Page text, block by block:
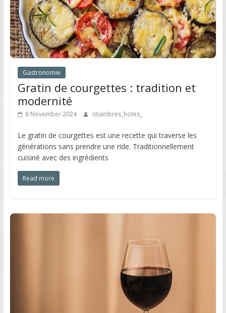
Gastronomie
Gratin de courgettes : tradition et
modernité
8 November 2024 chambres_hotes_
Le gratin de courgettes est une recette qui traverse les
générations sans prendre une ride. Traditionnellement
cuisiné avec des ingrédients
Read more